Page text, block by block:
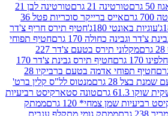
21 גרם
טורטינה לבן 21
אייס ברייקר סוכריות פטל 36
180ג'
חטיף תירס חריף צ'דר
170 גרם
חטיף תפוחי
מקלוני תירס בטעם צ'דר 227
חטיף תירס גבינת צ'דר 170
חטיף תפוחי אדמה בטעם ברביקיו 28
מנטוס לל"ס קלין ברט'
טונה סטארקיסט רביעיות
צמחי* 120 גרם
ממתק
ממתק גומי מתקלף ענבים